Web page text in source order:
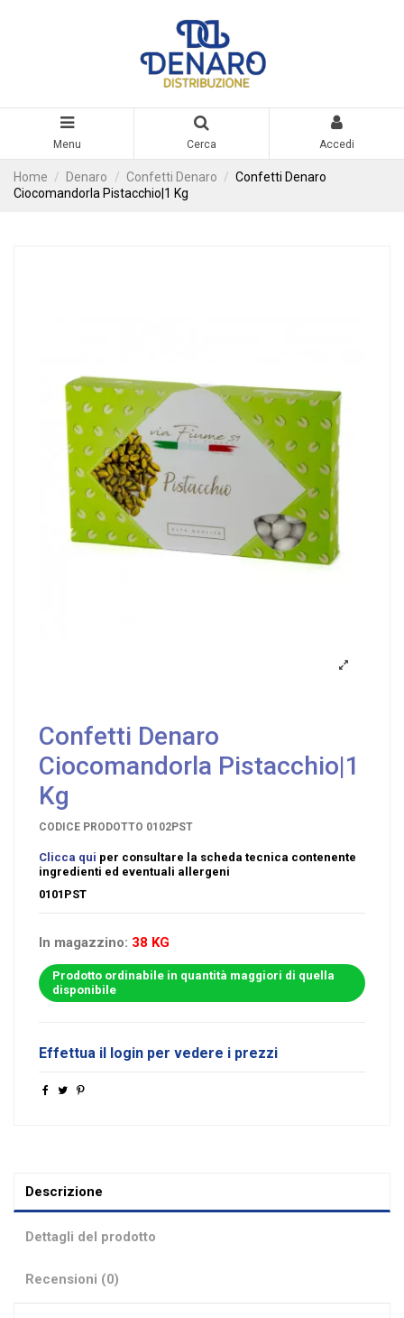
Menu Cerca Accedi
Home Denaro Confetti Denaro
Confetti Denaro
Ciocomandorla Pistacchio|1 Kg
Confetti Denaro
Ciocomandorla Pistacchio|1
Kg
CODICE PRODOTTO 0102PST
Clicca qui per consultare la scheda tecnica contenente
ingredienti ed eventuali allergeni
0101PST
In magazzino: 38 KG
Prodotto ordinabile in quantità maggiori di quella
disponibile
Effettua il login per vedere i prezzi
Descrizione
Dettagli del prodotto
Recensioni (0)